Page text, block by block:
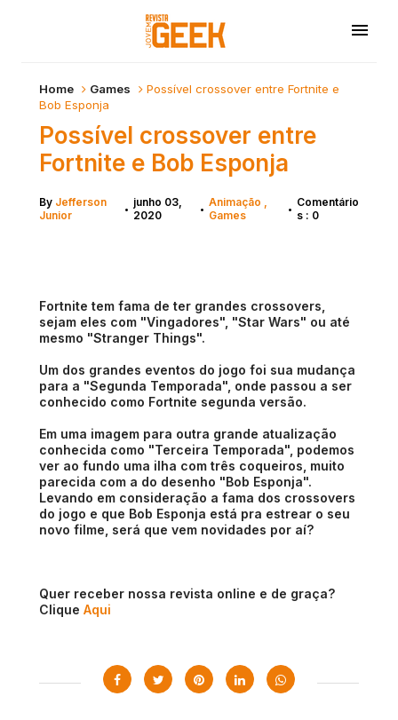
Home Games
Possível crossover entre Fortnite e
Bob Esponja
Possível crossover entre
Fortnite e Bob Esponja
By Jefferson
Junior
• junho 03,
2020
• Animação
Games
• Comentário
s : 0
Fortnite tem fama de ter grandes crossovers,
sejam eles com "Vingadores", "Star Wars" ou até
mesmo "Stranger Things".
Um dos grandes eventos do jogo foi sua mudança
para a "Segunda Temporada", onde passou a ser
conhecido como Fortnite segunda versão.
Em uma imagem para outra grande atualização
conhecida como "Terceira Temporada", podemos
ver ao fundo uma ilha com três coqueiros, muito
parecida com a do desenho "Bob Esponja".
Levando em consideração a fama dos crossovers
do jogo e que Bob Esponja está pra estrear o seu
novo filme, será que vem novidades por aí?
Quer receber nossa revista online e de graça?
Clique Aqui